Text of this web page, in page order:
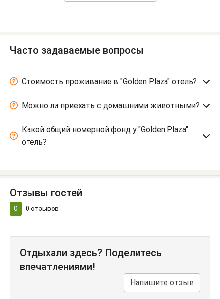
Часто задаваемые вопросы
Стоимость проживание в "Golden Plaza" отель?
Можно ли приехать с домашними животными?
Какой общий номерной фонд у "Golden Plaza"
отель?
Отзывы гостей
0 0 отзывов
Отдыхали здесь? Поделитесь
впечатлениями!
Напишите отзыв